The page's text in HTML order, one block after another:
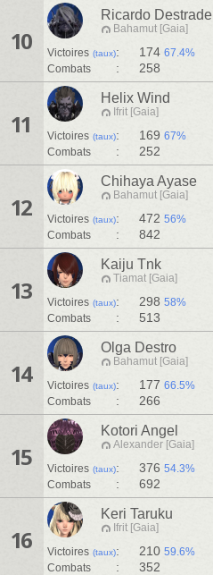
10
Ricardo Destrade
Bahamut [Gaia]
Victoires (taux): 174 67.4%
Combats
: 258
11
Helix Wind
Ifrit [Gaia]
Victoires (taux): 169 67%
Combats
: 252
12
Chihaya Ayase
Bahamut [Gaia]
Victoires (taux): 472 56%
Combats
: 842
13
Kaiju Tnk
Tiamat [Gaia]
Victoires (taux): 298 58%
Combats
: 513
14
Olga Destro
Bahamut [Gaia]
Victoires (taux): 177 66.5%
Combats
: 266
15
Kotori Angel
Alexander [Gaia]
Victoires (taux): 376 54.3%
Combats
: 692
16
Keri Taruku
Ifrit [Gaia]
Victoires (taux): 210 59.6%
Combats
: 352